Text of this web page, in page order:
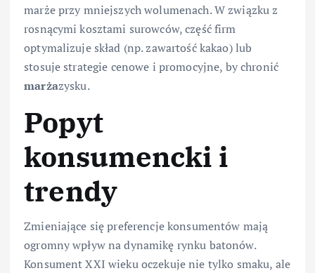
marże przy mniejszych wolumenach. W związku z
rosnącymi kosztami surowców, część firm
optymalizuje skład (np. zawartość kakao) lub
stosuje strategie cenowe i promocyjne, by chronić
marżazysku.
Popyt
konsumencki i
trendy
Zmieniające się preferencje konsumentów mają
ogromny wpływ na dynamikę rynku batonów.
Konsument XXI wieku oczekuje nie tylko smaku, ale